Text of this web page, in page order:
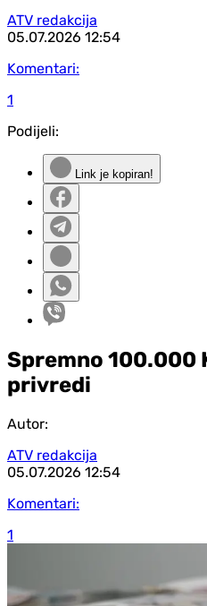
ATV redakcija
05.07.2026 12:54
Komentari:
1
Podijeli:
Link je kopiran!
Spremno 100.000
privredi
Autor:
ATV redakcija
05.07.2026 12:54
Komentari:
1